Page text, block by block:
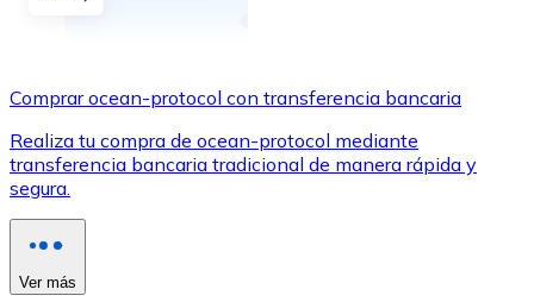
Utiliza tarjetas Visa y Mastercard para comprar
Comprar con tarjeta
Tienda - Tarjetas regalo
Nuevo
Comprar ocean-protocol con transferencia bancaria
Realiza tu compra de ocean-protocol mediante
transferencia bancaria tradicional de manera rápida y
segura.
Ver más